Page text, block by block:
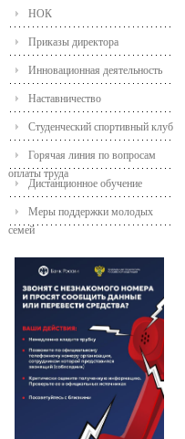
НОК
Приказы директора
Инновационная деятельность
Наставничество
Студенческий спортивный клуб
Горячая линия по вопросам
оплаты труда
Дистанционное обучение
Меры поддержки молодых
семей